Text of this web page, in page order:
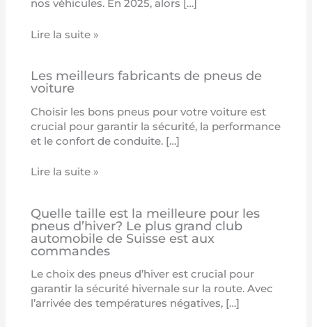
nos véhicules. En 2025, alors […]
Lire la suite »
Les meilleurs fabricants de pneus de
voiture
Choisir les bons pneus pour votre voiture est
crucial pour garantir la sécurité, la performance
et le confort de conduite. […]
Lire la suite »
Quelle taille est la meilleure pour les
pneus d’hiver? Le plus grand club
automobile de Suisse est aux
commandes
Le choix des pneus d’hiver est crucial pour
garantir la sécurité hivernale sur la route. Avec
l’arrivée des températures négatives, […]